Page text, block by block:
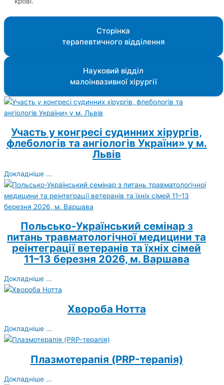
Сторінка
терапевтичного відділення
Науковий відділ
малоінвазивної хірургії
Участь у конгресі судинних хірургів,
флебологів та ангіологів України» у м.
Львів
Докладніше ...
Польсько-Український семінар з
питань травматологічної медицини та
реінтеграції ветеранів та їхніх сімей
11–13 березня 2026, м. Варшава
Докладніше ...
Хвороба Нотта
Докладніше ...
Плазмотерапія (PRP-терапія)
Докладніше ...